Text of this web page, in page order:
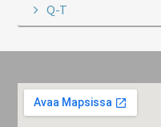
Q-T
Footer